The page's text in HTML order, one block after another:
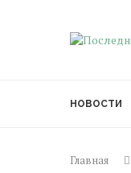
НОВОСТИ
Главная